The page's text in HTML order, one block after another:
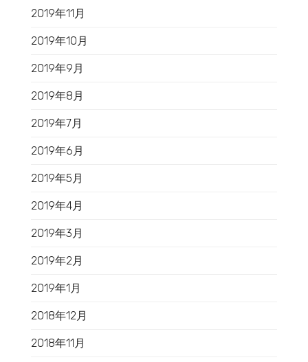
2019年11月
2019年10月
2019年9月
2019年8月
2019年7月
2019年6月
2019年5月
2019年4月
2019年3月
2019年2月
2019年1月
2018年12月
2018年11月